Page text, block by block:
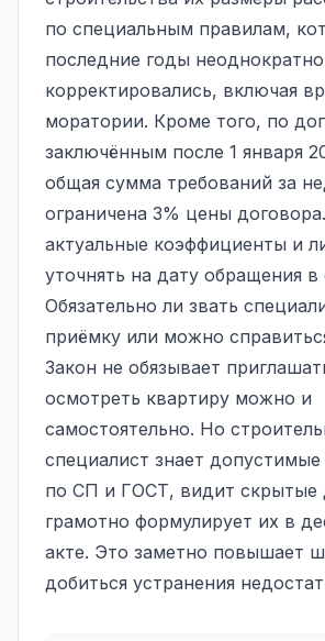
по специальным правилам,
последние годы неоднократно
корректировались, включая
моратории. Кроме того, по
заключённым после 1 января
общая сумма требований за
ограничена 3% цены
актуальные коэффициенты и
уточнять на дату обращения в
Обязательно ли звать
приёмку или можно
Закон не обязывает
осмотреть квартиру можно и
самостоятельно. Но
специалист знает допустимые
по СП и ГОСТ, видит скрытые
грамотно формулирует их в
акте. Это заметно повышает
добиться устранения